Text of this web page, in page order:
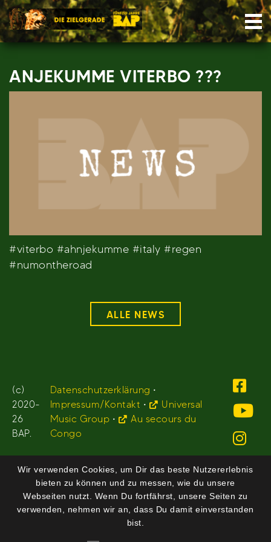
Skip
to
content
ANJEKUMME VITERBO ???
#viterbo #ahnjekumme #italy #regen
#numontheroad
ALLE NEWS
(c)
2020-
26
BAP.
Datenschutzerklärung •
Impressum/Kontakt •
Universal
Music Group •
Au secours du
Congo
Wir verwenden Cookies, um Dir das beste Nutzererlebnis
bieten zu können und zu messen, wie du unsere
Webseiten nutzt. Wenn Du fortfährst, unsere Seiten zu
verwenden, nehmen wir an, dass Du damit einverstanden
bist.